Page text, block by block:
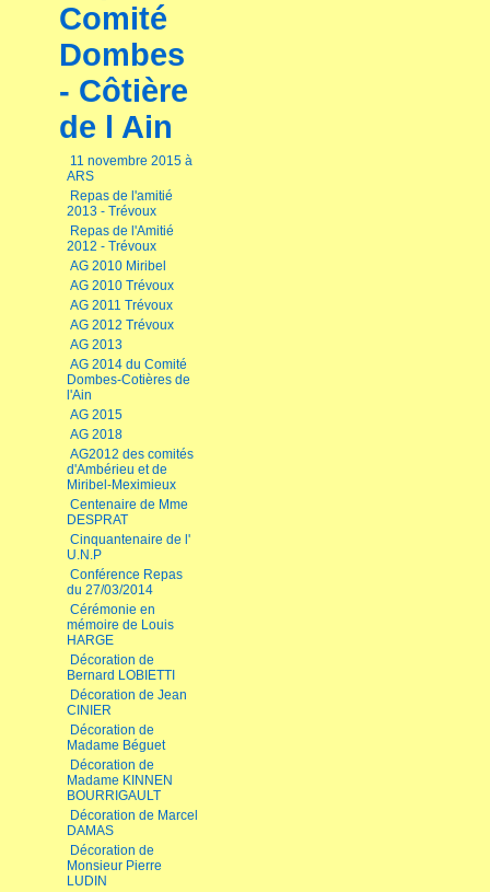
Comité
Dombes
- Côtière
de l Ain
11 novembre 2015 à
ARS
Repas de l'amitié
2013 - Trévoux
Repas de l'Amitié
2012 - Trévoux
AG 2010 Miribel
AG 2010 Trévoux
AG 2011 Trévoux
AG 2012 Trévoux
AG 2013
AG 2014 du Comité
Dombes-Cotières de
l'Ain
AG 2015
AG 2018
AG2012 des comités
d'Ambérieu et de
Miribel-Meximieux
Centenaire de Mme
DESPRAT
Cinquantenaire de l'
U.N.P
Conférence Repas
du 27/03/2014
Cérémonie en
mémoire de Louis
HARGE
Décoration de
Bernard LOBIETTI
Décoration de Jean
CINIER
Décoration de
Madame Béguet
Décoration de
Madame KINNEN
BOURRIGAULT
Décoration de Marcel
DAMAS
Décoration de
Monsieur Pierre
LUDIN